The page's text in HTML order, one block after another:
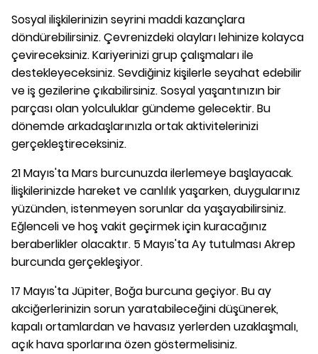
Sosyal ilişkilerinizin seyrini maddi kazançlara
döndürebilirsiniz. Çevrenizdeki olayları lehinize kolayca
çevireceksiniz. Kariyerinizi grup çalışmaları ile
destekleyeceksiniz. Sevdiğiniz kişilerle seyahat edebilir
ve iş gezilerine çıkabilirsiniz. Sosyal yaşantınızın bir
parçası olan yolculuklar gündeme gelecektir. Bu
dönemde arkadaşlarınızla ortak aktivitelerinizi
gerçekleştireceksiniz.
21 Mayıs'ta Mars burcunuzda ilerlemeye başlayacak.
İlişkilerinizde hareket ve canlılık yaşarken, duygularınız
yüzünden, istenmeyen sorunlar da yaşayabilirsiniz.
Eğlenceli ve hoş vakit geçirmek için kuracağınız
beraberlikler olacaktır. 5 Mayıs'ta Ay tutulması Akrep
burcunda gerçekleşiyor.
17 Mayıs'ta Jüpiter, Boğa burcuna geçiyor. Bu ay
akciğerlerinizin sorun yaratabileceğini düşünerek,
kapalı ortamlardan ve havasız yerlerden uzaklaşmalı,
açık hava sporlarına özen göstermelisiniz.